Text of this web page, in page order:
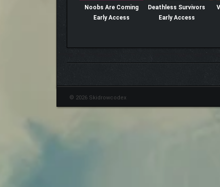
Noobs Are Coming
Early Access
Deathless Survivors
Early Access
© 2026 Skidrowcodex